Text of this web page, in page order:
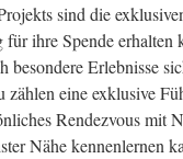
sind die
ihre Spende
besondere Erlebnisse
eine exklusive
Rendezvous mit
Nähe kennenlernen